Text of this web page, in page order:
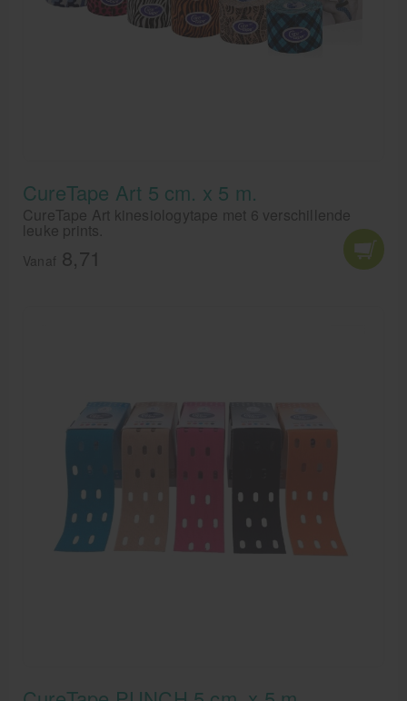
CureTape Art 5 cm. x 5 m.
CureTape Art kinesiologytape met 6 verschillende
leuke prints.
Vanaf 8,71